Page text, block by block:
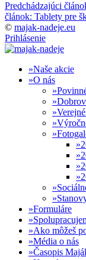
Predchádzajúci
článok: Tablety pre
© majak-nadeje.eu
Prihlásenie
Naše akcie
O nás
Formuláre
Ako môžeš
Média o nás
Časopis